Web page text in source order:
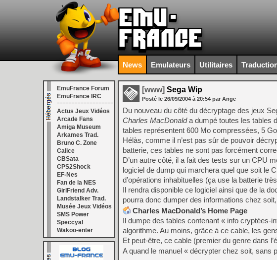
News Emulateurs Utilitaires
EmuFrance Forum
EmuFrance IRC
===================
Actus Jeux Vidéos
Arcade Fans
Amiga Museum
Arkames Trad.
Bruno C. Zone
Calice
CBSata
CPS2Shock
EF-Nes
Fan de la NES
GirlFriend Adv.
Landstalker Trad.
Musée Jeux Vidéos
SMS Power
Speccyal
Wakoo-enter
[www] Sega Wip
Posté le 26/09/2004 à 20:54 par Ange
Du nouveau du côté du décryptage des jeux
Charles MacDonalda dumpé toutes les tables
tables représentent 600 Mo compressées, 5
Hélàs, comme il n’est pas sûr de pouvoir
batterie, ces tables ne sont pas forcément
D’un autre côté, il a fait des tests sur un CPU
logiciel de dump qui marchera quel que soit le
d’opérations inhabituelles (ça use la batterie
Il rendra disponible ce logiciel ainsi que de la
pourra donc dumper des informations chez
Charles MacDonald’s Home Page
Il dumpe des tables contenant « info cryptées-
algorithme. Au moins, grâce à ce cable, les
Et peut-être, ce cable (premier du genre dans
A quand le manuel « décrypter chez soit, sans